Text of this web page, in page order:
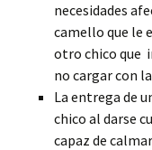
necesidades
camello que le
otro chico que
no cargar con
La entrega de
chico al darse
capaz de